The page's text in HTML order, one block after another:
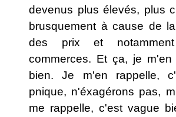
devenus plus élevés, plus
brusquement à cause de
des prix et
commerces. Et ça, je m'en
bien. Je m'en rappelle,
pnique, n'éxagérons pas,
me rappelle, c'est vague